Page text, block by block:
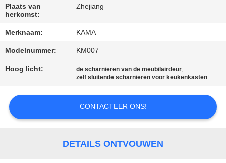
OM
EEN
CITAAT
SITEMAP
PRIVACY
POLICY
Plaats van
herkomst:
Zhejiang
Merknaam: KAMA
Modelnummer: KM007
Hoog licht: de scharnieren van de meubilairdeur,
zelf sluitende scharnieren voor keukenkasten
CONTACTEER ONS!
DETAILS ONTVOUWEN